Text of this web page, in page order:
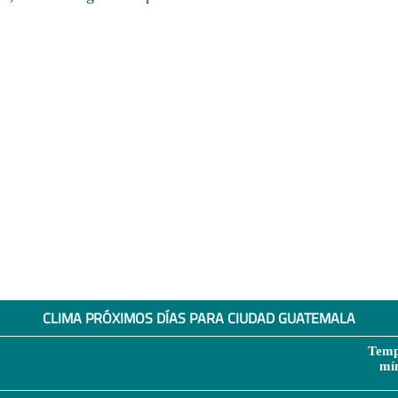
CLIMA PRÓXIMOS DÍAS PARA CIUDAD GUATEMALA